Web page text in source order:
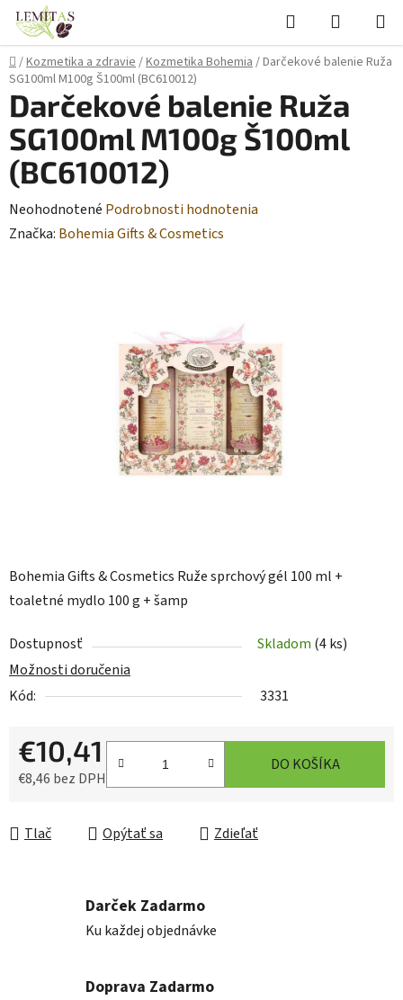
Prejsť
obsah
Hľadať
KOŠÍK
Domov
/Kozmetika a zdravie/Kozmetika Bohemia/Darčekové balenie Ruža
SG100ml M100g Š100ml (BC610012)
Bohemia Gifts & Cosmetics Ruže sprchový gél 100 ml +
toaletné mydlo 100 g + šamp
Dostupnosť Skladom (4 ks)
Možnosti doručenia
Kód:
3331
€10,41
€8,46 bez DPH
DO KOŠÍKA
Tlač Opýtať sa Zdieľať
Darčekové balenie Ruža
SG100ml M100g Š100ml
(BC610012)
Priemerné
hodnotenie
Neohodnotené Podrobnosti hodnotenia
Značka: Bohemia Gifts & Cosmetics
Darček Zadarmo
Ku každej objednávke
Doprava Zadarmo